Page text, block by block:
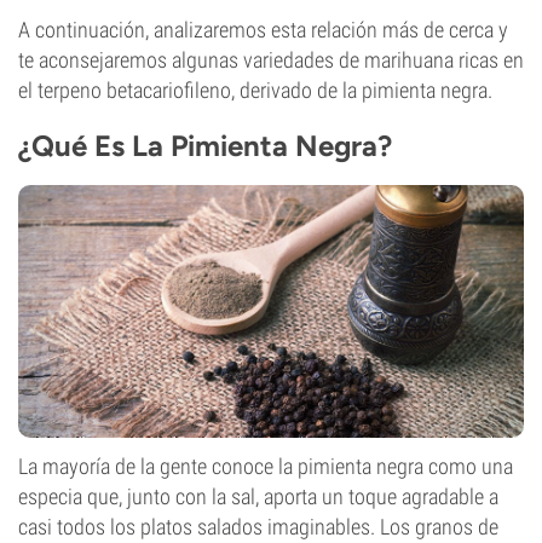
A continuación, analizaremos esta relación más de cerca y
te aconsejaremos algunas variedades de marihuana ricas en
el terpeno betacariofileno, derivado de la pimienta negra.
¿Qué Es La Pimienta Negra?
La mayoría de la gente conoce la pimienta negra como una
especia que, junto con la sal, aporta un toque agradable a
casi todos los platos salados imaginables. Los granos de